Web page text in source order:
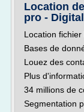
Location
pro -
Location
Bases de
Louez des
Plus
34 millions de
Segmentation